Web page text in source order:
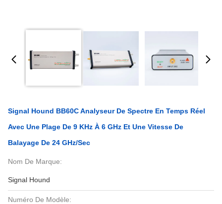
Signal Hound BB60C Analyseur De Spectre En Temps Réel
Avec Une Plage De 9 KHz À 6 GHz Et Une Vitesse De
Balayage De 24 GHz/sec
Nom De Marque:
Signal Hound
Numéro De Modèle: